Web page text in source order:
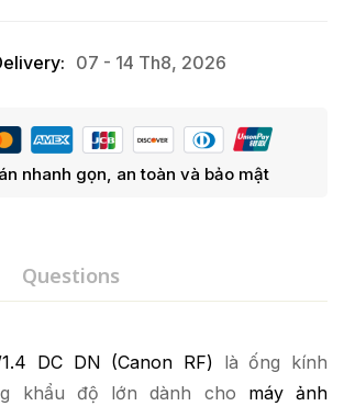
07 - 14 Th8, 2026
nhanh gọn, an toàn và bảo mật
Questions
DC DN (Canon RF) là ống kính
khẩu độ lớn dành cho máy ảnh